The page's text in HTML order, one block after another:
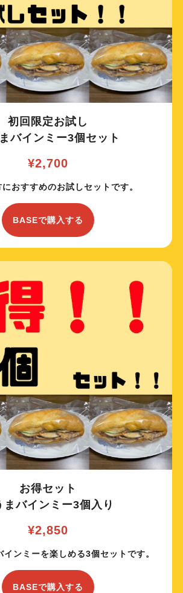
初回限定お試し
バインミー3個セット
¥2,700
おすすめのお試しセットです。
BASEで購入する
お得セット
まバインミー3個入り
¥2,850
インミーを楽しめる3個セットです。
BASEで購入する